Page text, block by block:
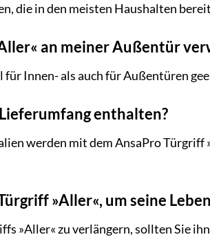
die in den meisten Haushalten
an meiner Außentür
Innen- als auch für Außentüren
enthalten?
werden mit dem AnsaPro Türgriff
»Aller«, um seine
»Aller« zu verlängern, sollten Sie